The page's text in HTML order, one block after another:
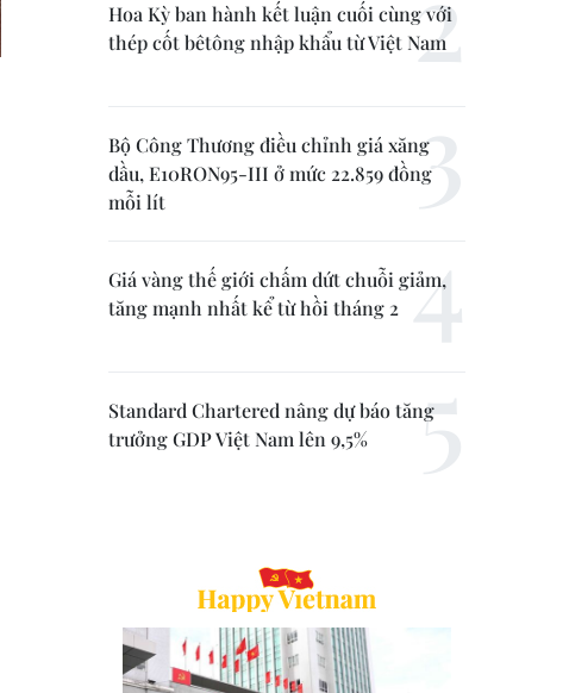
Hoa Kỳ ban hành kết luận cuối cùng với
thép cốt bêtông nhập khẩu từ Việt Nam
Bộ Công Thương điều chỉnh giá xăng
dầu, E10RON95-III ở mức 22.859 đồng
mỗi lít
Giá vàng thế giới chấm dứt chuỗi giảm,
tăng mạnh nhất kể từ hồi tháng 2
Standard Chartered nâng dự báo tăng
trưởng GDP Việt Nam lên 9,5%